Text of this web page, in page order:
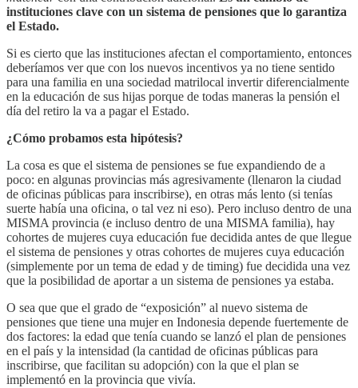
instituciones clave con un sistema de pensiones que lo garantiza
el Estado.
Si es cierto que las instituciones afectan el comportamiento, entonces
deberíamos ver que con los nuevos incentivos ya no tiene sentido
para una familia en una sociedad matrilocal invertir diferencialmente
en la educación de sus hijas porque de todas maneras la pensión el
día del retiro la va a pagar el Estado.
¿Cómo probamos esta hipótesis?
La cosa es que el sistema de pensiones se fue expandiendo de a
poco: en algunas provincias más agresivamente (llenaron la ciudad
de oficinas públicas para inscribirse), en otras más lento (si tenías
suerte había una oficina, o tal vez ni eso). Pero incluso dentro de una
MISMA provincia (e incluso dentro de una MISMA familia), hay
cohortes de mujeres cuya educación fue decidida antes de que llegue
el sistema de pensiones y otras cohortes de mujeres cuya educación
(simplemente por un tema de edad y de timing) fue decidida una vez
que la posibilidad de aportar a un sistema de pensiones ya estaba.
O sea que que el grado de “exposición” al nuevo sistema de
pensiones que tiene una mujer en Indonesia depende fuertemente de
dos factores: la edad que tenía cuando se lanzó el plan de pensiones
en el país y la intensidad (la cantidad de oficinas públicas para
inscribirse, que facilitan su adopción) con la que el plan se
implementó en la provincia que vivía.